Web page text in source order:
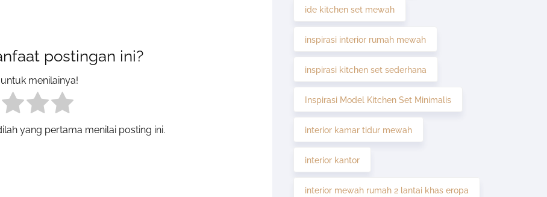
postingan ini?
menilainya!
yang pertama menilai posting ini.
ide kitchen set mewah
inspirasi interior rumah mewah
inspirasi kitchen set sederhana
Inspirasi Model Kitchen Set Minimalis
interior kamar tidur mewah
interior kantor
interior mewah rumah 2 lantai khas eropa